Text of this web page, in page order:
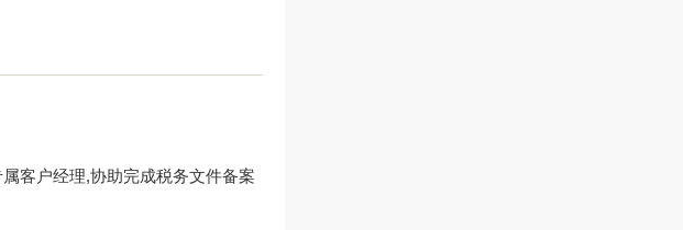
客户经理,协助完成税务文件备案